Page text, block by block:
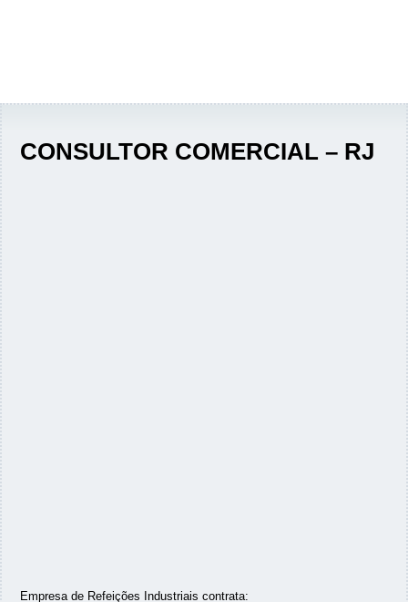
CONSULTOR COMERCIAL – RJ
Empresa de Refeições Industriais contrata: